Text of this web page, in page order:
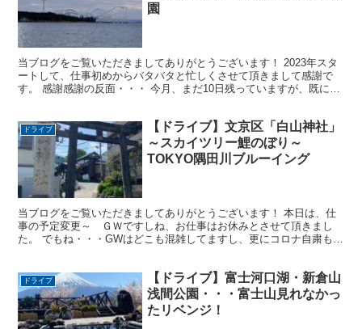
園
当ブログをご覧いただきましてありがとうございます！ 2023年スタ
ートして、仕事初めからバタバタと忙しくさせて頂きまして感謝で
す。 感謝感謝の反面・・・ 今月、まだ10日残っていますが、既にク
ドライブ
【ドライブ】文京区「白山神社」
～スカイツリー鯉のぼり～
TOKYO隅田川ブルーイング
当ブログをご覧いただきましてありがとうございます！ 本日は、仕
事の予定変更～ ＧＷですしね、お仕事はお休みとさせて頂きまし
た。 でもね・・・GWはどこも混雑してますし、更にコロナ自粛も緩
ドライブ
【ドライブ】富士河口湖・新倉山
浅間公園・・・富士山見れなかっ
たリベンジ！